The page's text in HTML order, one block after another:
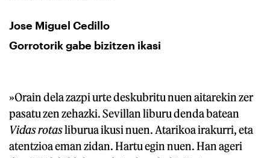
Jose Miguel Cedillo
Gorrotorik gabe bizitzen ikasi
»Orain dela zazpi urte deskubritu nuen aitarekin zer
pasatu zen zehazki. Sevillan liburu denda batean
Vidas rotasliburua ikusi nuen. Atarikoa irakurri, eta
atentzioa eman zidan. Hartu egin nuen. Han ageri